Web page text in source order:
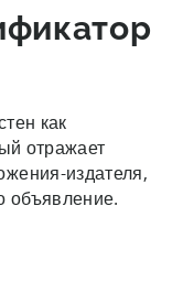
как
отражает
издателя,
объявление.